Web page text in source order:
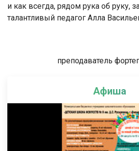
Афиша
и как всегда, рядом рука об руку,
талантливый педагог Алла
преподаватель